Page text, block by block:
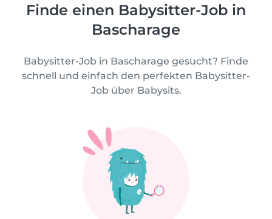
Finde einen Babysitter-Job in
Bascharage
Babysitter-Job in Bascharage gesucht? Finde
schnell und einfach den perfekten Babysitter-
Job über Babysits.